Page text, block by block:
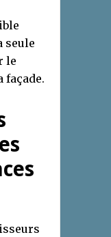
seule
le